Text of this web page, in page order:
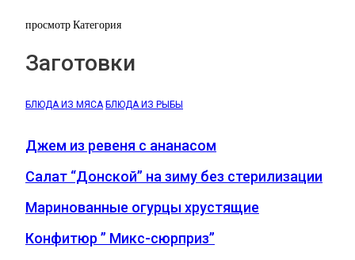
просмотр Категория
Заготовки
БЛЮДА ИЗ МЯСА БЛЮДА ИЗ РЫБЫ
Джем из ревеня c ананасом
Салат “Донской” на зиму без стерилизации
Маринованные огурцы хрустящие
Конфитюр ” Микс-сюрприз”